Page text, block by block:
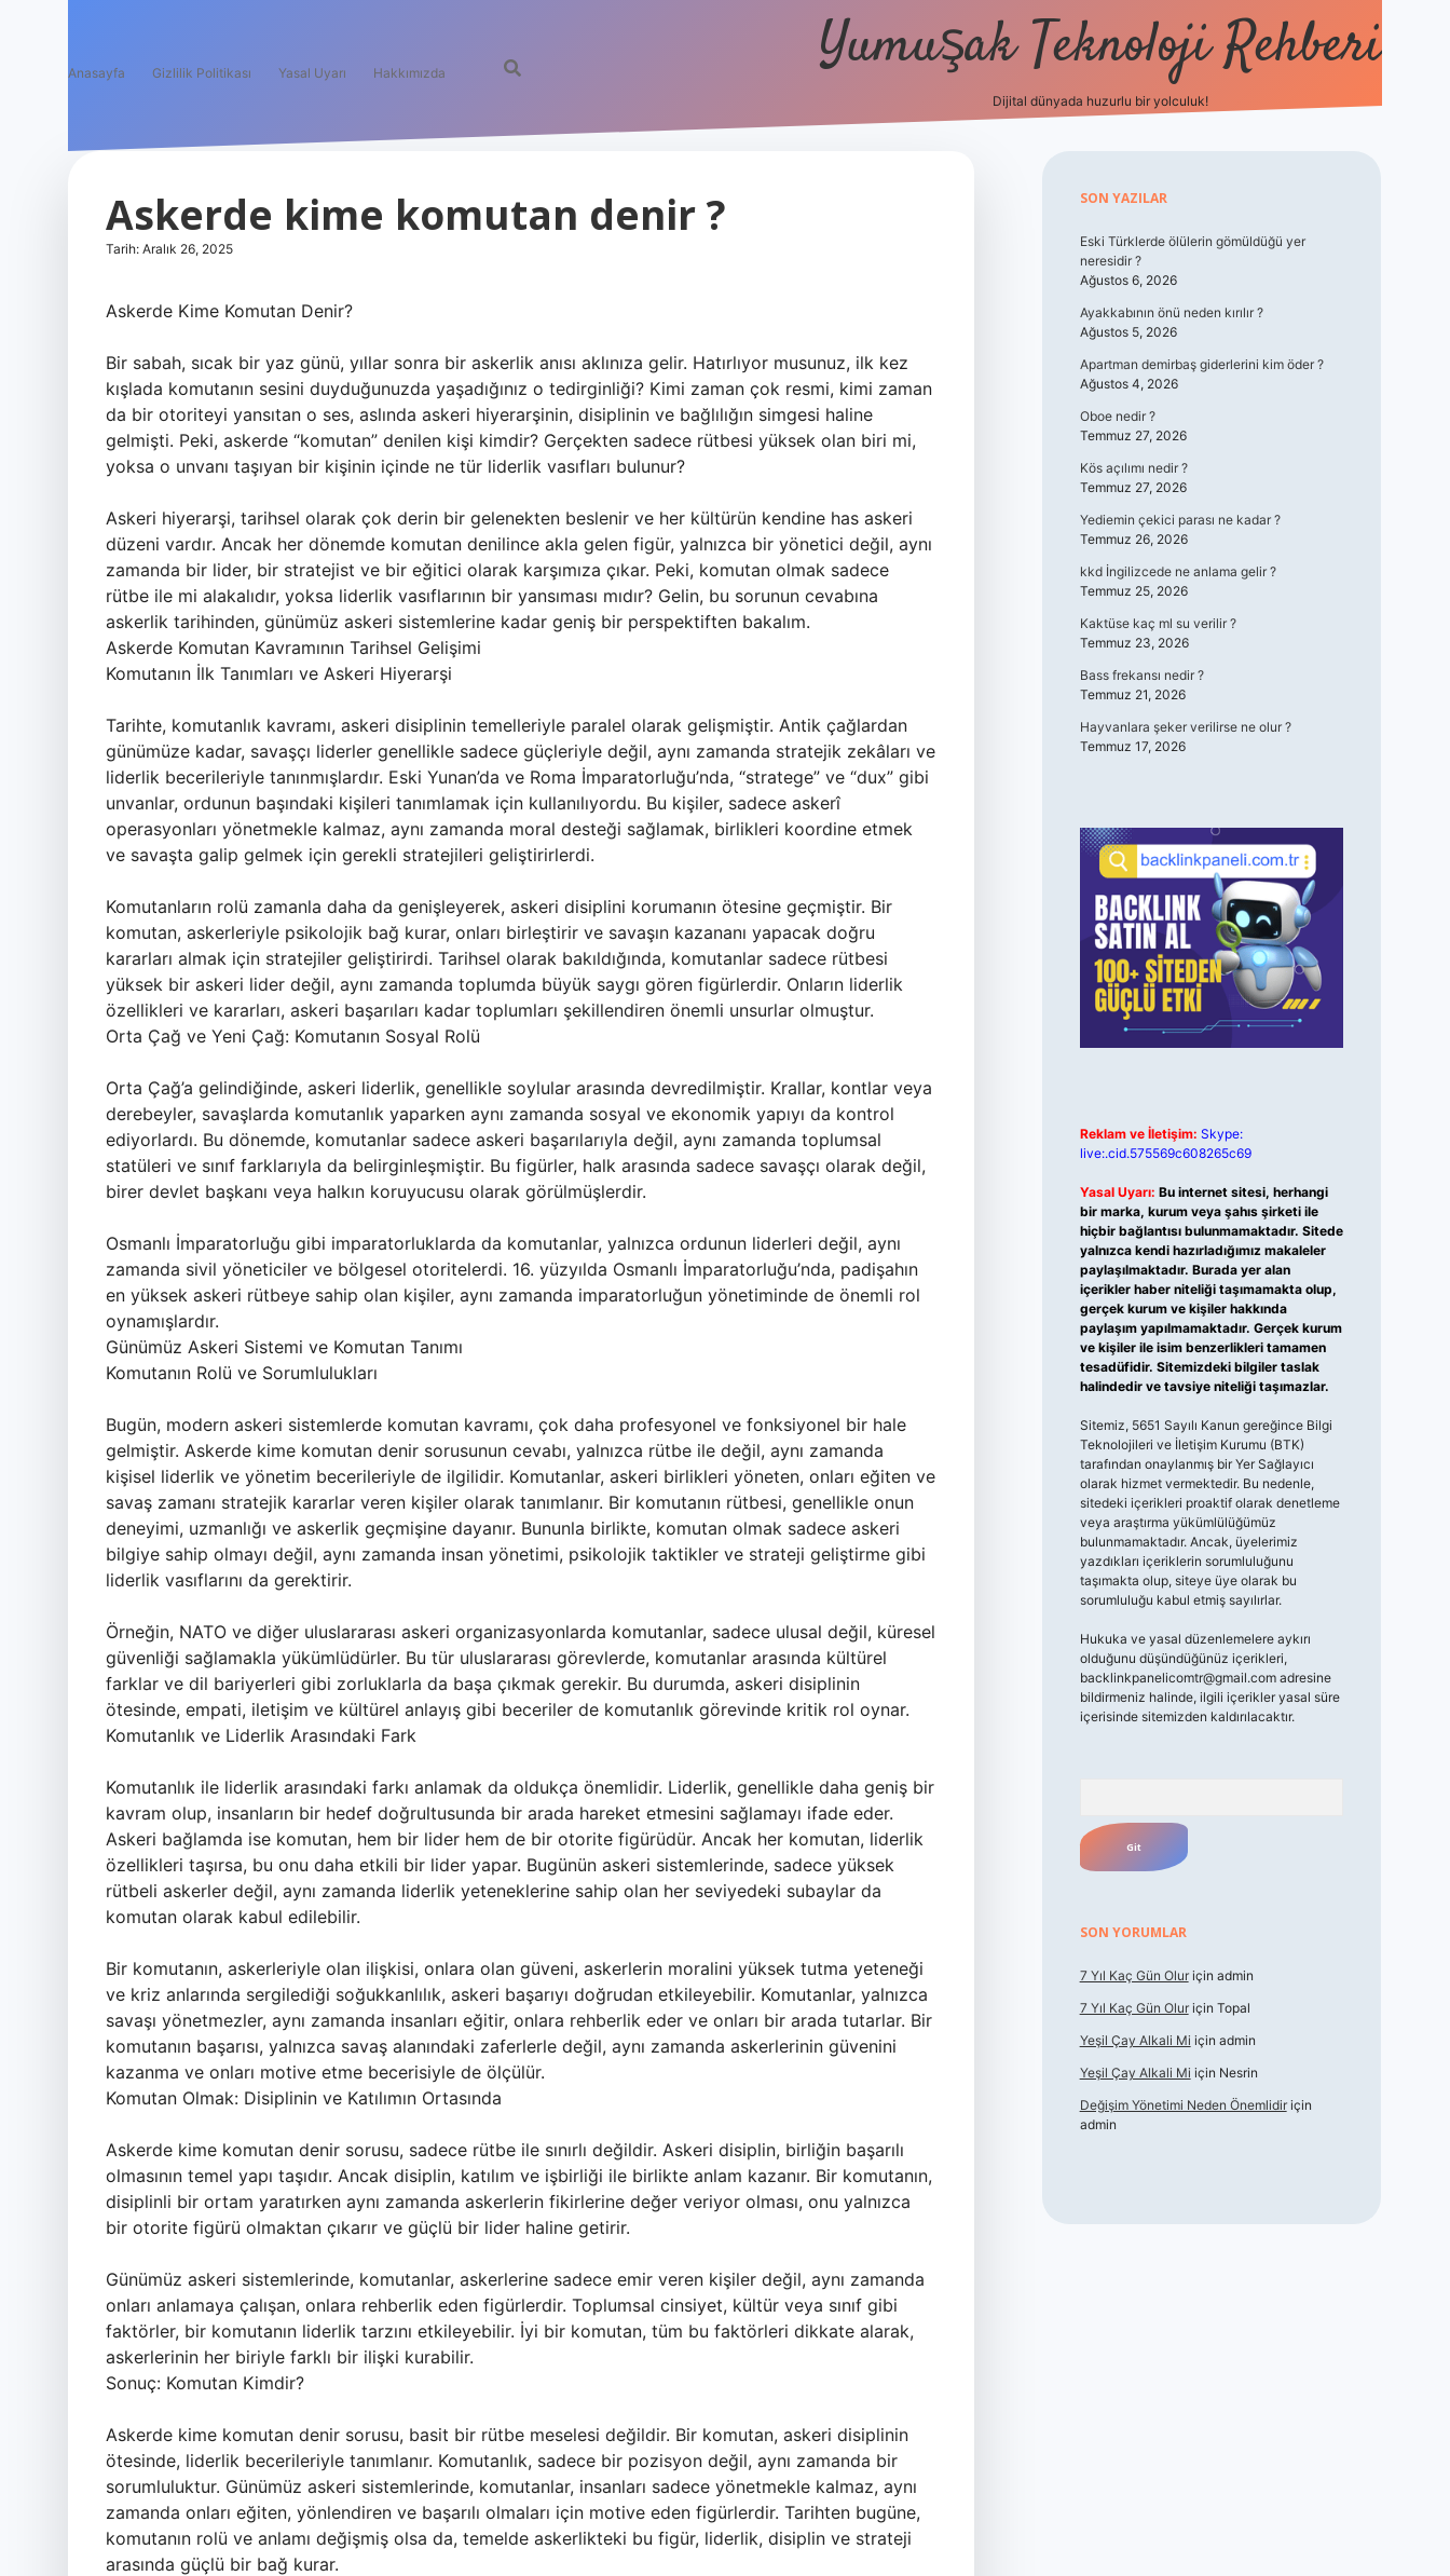
Anasayfa Gizlilik Politikası Yasal Uyarı Hakkımızda Yumuşak Teknoloji Rehberi
Dijital dünyada huzurlu bir yolculuk!
Askerde kime komutan denir ?
Tarih: Aralık 26, 2025
Askerde Kime Komutan Denir?
Bir sabah, sıcak bir yaz günü, yıllar sonra bir askerlik anısı aklınıza gelir. Hatırlıyor musunuz, ilk kez
kışlada komutanın sesini duyduğunuzda yaşadığınız o tedirginliği? Kimi zaman çok resmi, kimi zaman
da bir otoriteyi yansıtan o ses, aslında askeri hiyerarşinin, disiplinin ve bağlılığın simgesi haline
gelmişti. Peki, askerde “komutan” denilen kişi kimdir? Gerçekten sadece rütbesi yüksek olan biri mi,
yoksa o unvanı taşıyan bir kişinin içinde ne tür liderlik vasıfları bulunur?
Askeri hiyerarşi, tarihsel olarak çok derin bir gelenekten beslenir ve her kültürün kendine has askeri
düzeni vardır. Ancak her dönemde komutan denilince akla gelen figür, yalnızca bir yönetici değil, aynı
zamanda bir lider, bir stratejist ve bir eğitici olarak karşımıza çıkar. Peki, komutan olmak sadece
rütbe ile mi alakalıdır, yoksa liderlik vasıflarının bir yansıması mıdır? Gelin, bu sorunun cevabına
askerlik tarihinden, günümüz askeri sistemlerine kadar geniş bir perspektiften bakalım.
Askerde Komutan Kavramının Tarihsel Gelişimi
Komutanın İlk Tanımları ve Askeri Hiyerarşi
Tarihte, komutanlık kavramı, askeri disiplinin temelleriyle paralel olarak gelişmiştir. Antik çağlardan
günümüze kadar, savaşçı liderler genellikle sadece güçleriyle değil, aynı zamanda stratejik zekâları ve
liderlik becerileriyle tanınmışlardır. Eski Yunan’da ve Roma İmparatorluğu’nda, “stratege” ve “dux” gibi
unvanlar, ordunun başındaki kişileri tanımlamak için kullanılıyordu. Bu kişiler, sadece askerî
operasyonları yönetmekle kalmaz, aynı zamanda moral desteği sağlamak, birlikleri koordine etmek
ve savaşta galip gelmek için gerekli stratejileri geliştirirlerdi.
Komutanların rolü zamanla daha da genişleyerek, askeri disiplini korumanın ötesine geçmiştir. Bir
komutan, askerleriyle psikolojik bağ kurar, onları birleştirir ve savaşın kazananı yapacak doğru
kararları almak için stratejiler geliştirirdi. Tarihsel olarak bakıldığında, komutanlar sadece rütbesi
yüksek bir askeri lider değil, aynı zamanda toplumda büyük saygı gören figürlerdir. Onların liderlik
özellikleri ve kararları, askeri başarıları kadar toplumları şekillendiren önemli unsurlar olmuştur.
Orta Çağ ve Yeni Çağ: Komutanın Sosyal Rolü
Orta Çağ’a gelindiğinde, askeri liderlik, genellikle soylular arasında devredilmiştir. Krallar, kontlar veya
derebeyler, savaşlarda komutanlık yaparken aynı zamanda sosyal ve ekonomik yapıyı da kontrol
ediyorlardı. Bu dönemde, komutanlar sadece askeri başarılarıyla değil, aynı zamanda toplumsal
statüleri ve sınıf farklarıyla da belirginleşmiştir. Bu figürler, halk arasında sadece savaşçı olarak değil,
birer devlet başkanı veya halkın koruyucusu olarak görülmüşlerdir.
Osmanlı İmparatorluğu gibi imparatorluklarda da komutanlar, yalnızca ordunun liderleri değil, aynı
zamanda sivil yöneticiler ve bölgesel otoritelerdi. 16. yüzyılda Osmanlı İmparatorluğu’nda, padişahın
en yüksek askeri rütbeye sahip olan kişiler, aynı zamanda imparatorluğun yönetiminde de önemli rol
oynamışlardır.
Günümüz Askeri Sistemi ve Komutan Tanımı
Komutanın Rolü ve Sorumlulukları
Bugün, modern askeri sistemlerde komutan kavramı, çok daha profesyonel ve fonksiyonel bir hale
gelmiştir. Askerde kime komutan denir sorusunun cevabı, yalnızca rütbe ile değil, aynı zamanda
kişisel liderlik ve yönetim becerileriyle de ilgilidir. Komutanlar, askeri birlikleri yöneten, onları eğiten ve
savaş zamanı stratejik kararlar veren kişiler olarak tanımlanır. Bir komutanın rütbesi, genellikle onun
deneyimi, uzmanlığı ve askerlik geçmişine dayanır. Bununla birlikte, komutan olmak sadece askeri
bilgiye sahip olmayı değil, aynı zamanda insan yönetimi, psikolojik taktikler ve strateji geliştirme gibi
liderlik vasıflarını da gerektirir.
Örneğin, NATO ve diğer uluslararası askeri organizasyonlarda komutanlar, sadece ulusal değil, küresel
güvenliği sağlamakla yükümlüdürler. Bu tür uluslararası görevlerde, komutanlar arasında kültürel
farklar ve dil bariyerleri gibi zorluklarla da başa çıkmak gerekir. Bu durumda, askeri disiplinin
ötesinde, empati, iletişim ve kültürel anlayış gibi beceriler de komutanlık görevinde kritik rol oynar.
Komutanlık ve Liderlik Arasındaki Fark
Komutanlık ile liderlik arasındaki farkı anlamak da oldukça önemlidir. Liderlik, genellikle daha geniş bir
kavram olup, insanların bir hedef doğrultusunda bir arada hareket etmesini sağlamayı ifade eder.
Askeri bağlamda ise komutan, hem bir lider hem de bir otorite figürüdür. Ancak her komutan, liderlik
özellikleri taşırsa, bu onu daha etkili bir lider yapar. Bugünün askeri sistemlerinde, sadece yüksek
rütbeli askerler değil, aynı zamanda liderlik yeteneklerine sahip olan her seviyedeki subaylar da
komutan olarak kabul edilebilir.
Bir komutanın, askerleriyle olan ilişkisi, onlara olan güveni, askerlerin moralini yüksek tutma yeteneği
ve kriz anlarında sergilediği soğukkanlılık, askeri başarıyı doğrudan etkileyebilir. Komutanlar, yalnızca
savaşı yönetmezler, aynı zamanda insanları eğitir, onlara rehberlik eder ve onları bir arada tutarlar. Bir
komutanın başarısı, yalnızca savaş alanındaki zaferlerle değil, aynı zamanda askerlerinin güvenini
kazanma ve onları motive etme becerisiyle de ölçülür.
Komutan Olmak: Disiplinin ve Katılımın Ortasında
Askerde kime komutan denir sorusu, sadece rütbe ile sınırlı değildir. Askeri disiplin, birliğin başarılı
olmasının temel yapı taşıdır. Ancak disiplin, katılım ve işbirliği ile birlikte anlam kazanır. Bir komutanın,
disiplinli bir ortam yaratırken aynı zamanda askerlerin fikirlerine değer veriyor olması, onu yalnızca
bir otorite figürü olmaktan çıkarır ve güçlü bir lider haline getirir.
Günümüz askeri sistemlerinde, komutanlar, askerlerine sadece emir veren kişiler değil, aynı zamanda
onları anlamaya çalışan, onlara rehberlik eden figürlerdir. Toplumsal cinsiyet, kültür veya sınıf gibi
faktörler, bir komutanın liderlik tarzını etkileyebilir. İyi bir komutan, tüm bu faktörleri dikkate alarak,
askerlerinin her biriyle farklı bir ilişki kurabilir.
Sonuç: Komutan Kimdir?
Askerde kime komutan denir sorusu, basit bir rütbe meselesi değildir. Bir komutan, askeri disiplinin
ötesinde, liderlik becerileriyle tanımlanır. Komutanlık, sadece bir pozisyon değil, aynı zamanda bir
sorumluluktur. Günümüz askeri sistemlerinde, komutanlar, insanları sadece yönetmekle kalmaz, aynı
zamanda onları eğiten, yönlendiren ve başarılı olmaları için motive eden figürlerdir. Tarihten bugüne,
komutanın rolü ve anlamı değişmiş olsa da, temelde askerlikteki bu figür, liderlik, disiplin ve strateji
arasında güçlü bir bağ kurar.
Sidebar
SON YAZILAR
Eski Türklerde ölülerin gömüldüğü yer
neresidir ?
Ağustos 6, 2026
Ayakkabının önü neden kırılır ?
Ağustos 5, 2026
Apartman demirbaş giderlerini kim öder ?
Ağustos 4, 2026
Oboe nedir ?
Temmuz 27, 2026
Kös açılımı nedir ?
Temmuz 27, 2026
Yediemin çekici parası ne kadar ?
Temmuz 26, 2026
kkd İngilizcede ne anlama gelir ?
Temmuz 25, 2026
Kaktüse kaç ml su verilir ?
Temmuz 23, 2026
Bass frekansı nedir ?
Temmuz 21, 2026
Hayvanlara şeker verilirse ne olur ?
Temmuz 17, 2026
Reklam ve İletişim: Skype:
live:.cid.575569c608265c69
Yasal Uyarı: Bu internet sitesi, herhangi
bir marka, kurum veya şahıs şirketi ile
hiçbir bağlantısı bulunmamaktadır. Sitede
yalnızca kendi hazırladığımız makaleler
paylaşılmaktadır. Burada yer alan
içerikler haber niteliği taşımamakta olup,
gerçek kurum ve kişiler hakkında
paylaşım yapılmamaktadır. Gerçek kurum
ve kişiler ile isim benzerlikleri tamamen
tesadüfidir. Sitemizdeki bilgiler taslak
halindedir ve tavsiye niteliği taşımazlar.
Sitemiz, 5651 Sayılı Kanun gereğince Bilgi
Teknolojileri ve İletişim Kurumu (BTK)
tarafından onaylanmış bir Yer Sağlayıcı
olarak hizmet vermektedir. Bu nedenle,
sitedeki içerikleri proaktif olarak denetleme
veya araştırma yükümlülüğümüz
bulunmamaktadır. Ancak, üyelerimiz
yazdıkları içeriklerin sorumluluğunu
taşımakta olup, siteye üye olarak bu
sorumluluğu kabul etmiş sayılırlar.
Hukuka ve yasal düzenlemelere aykırı
olduğunu düşündüğünüz içerikleri,
backlinkpanelicomtr@gmail.comadresine
bildirmeniz halinde, ilgili içerikler yasal süre
içerisinde sitemizden kaldırılacaktır.
SON YORUMLAR
7 Yıl Kaç Gün Oluriçin admin
7 Yıl Kaç Gün Oluriçin Topal
Yeşil Çay Alkali Mi için admin
Yeşil Çay Alkali Mi için Nesrin
Değişim Yönetimi Neden Önemlidiriçin
admin